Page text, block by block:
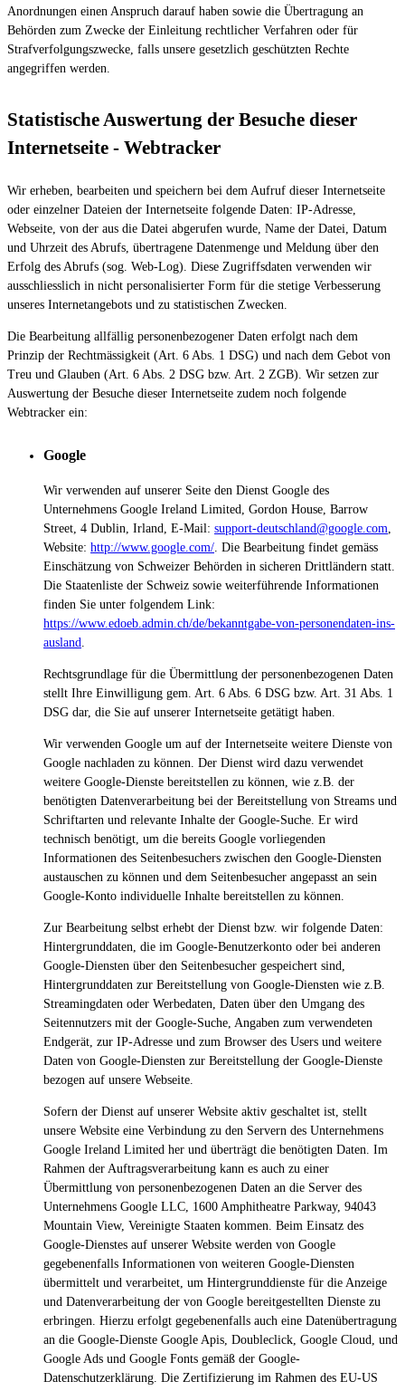
Anordnungen einen Anspruch darauf haben sowie die Übertragung an
Behörden zum Zwecke der Einleitung rechtlicher Verfahren oder für
Strafverfolgungszwecke, falls unsere gesetzlich geschützten Rechte
angegriffen werden.
Statistische Auswertung der Besuche dieser
Internetseite - Webtracker
Wir erheben, bearbeiten und speichern bei dem Aufruf dieser Internetseite
oder einzelner Dateien der Internetseite folgende Daten: IP-Adresse,
Webseite, von der aus die Datei abgerufen wurde, Name der Datei, Datum
und Uhrzeit des Abrufs, übertragene Datenmenge und Meldung über den
Erfolg des Abrufs (sog. Web-Log). Diese Zugriffsdaten verwenden wir
ausschliesslich in nicht personalisierter Form für die stetige Verbesserung
unseres Internetangebots und zu statistischen Zwecken.
Die Bearbeitung allfällig personenbezogener Daten erfolgt nach dem
Prinzip der Rechtmässigkeit (Art. 6 Abs. 1 DSG) und nach dem Gebot von
Treu und Glauben (Art. 6 Abs. 2 DSG bzw. Art. 2 ZGB). Wir setzen zur
Auswertung der Besuche dieser Internetseite zudem noch folgende
Webtracker ein:
Google
Wir verwenden auf unserer Seite den Dienst Google des
Unternehmens Google Ireland Limited, Gordon House, Barrow
Street, 4 Dublin, Irland, E-Mail: support-deutschland@google.com,
Website: http://www.google.com/. Die Bearbeitung findet gemäss
Einschätzung von Schweizer Behörden in sicheren Drittländern statt.
Die Staatenliste der Schweiz sowie weiterführende Informationen
finden Sie unter folgendem Link:
https://www.edoeb.admin.ch/de/bekanntgabe-von-personendaten-ins-
ausland.
Rechtsgrundlage für die Übermittlung der personenbezogenen Daten
stellt Ihre Einwilligung gem. Art. 6 Abs. 6 DSG bzw. Art. 31 Abs. 1
DSG dar, die Sie auf unserer Internetseite getätigt haben.
Wir verwenden Google um auf der Internetseite weitere Dienste von
Google nachladen zu können. Der Dienst wird dazu verwendet
weitere Google-Dienste bereitstellen zu können, wie z.B. der
benötigten Datenverarbeitung bei der Bereitstellung von Streams und
Schriftarten und relevante Inhalte der Google-Suche. Er wird
technisch benötigt, um die bereits Google vorliegenden
Informationen des Seitenbesuchers zwischen den Google-Diensten
austauschen zu können und dem Seitenbesucher angepasst an sein
Google-Konto individuelle Inhalte bereitstellen zu können.
Zur Bearbeitung selbst erhebt der Dienst bzw. wir folgende Daten:
Hintergrunddaten, die im Google-Benutzerkonto oder bei anderen
Google-Diensten über den Seitenbesucher gespeichert sind,
Hintergrunddaten zur Bereitstellung von Google-Diensten wie z.B.
Streamingdaten oder Werbedaten, Daten über den Umgang des
Seitennutzers mit der Google-Suche, Angaben zum verwendeten
Endgerät, zur IP-Adresse und zum Browser des Users und weitere
Daten von Google-Diensten zur Bereitstellung der Google-Dienste
bezogen auf unsere Webseite.
Sofern der Dienst auf unserer Website aktiv geschaltet ist, stellt
unsere Website eine Verbindung zu den Servern des Unternehmens
Google Ireland Limited her und überträgt die benötigten Daten. Im
Rahmen der Auftragsverarbeitung kann es auch zu einer
Übermittlung von personenbezogenen Daten an die Server des
Unternehmens Google LLC, 1600 Amphitheatre Parkway, 94043
Mountain View, Vereinigte Staaten kommen. Beim Einsatz des
Google-Dienstes auf unserer Website werden von Google
gegebenenfalls Informationen von weiteren Google-Diensten
übermittelt und verarbeitet, um Hintergrunddienste für die Anzeige
und Datenverarbeitung der von Google bereitgestellten Dienste zu
erbringen. Hierzu erfolgt gegebenenfalls auch eine Datenübertragung
an die Google-Dienste Google Apis, Doubleclick, Google Cloud, und
Google Ads und Google Fonts gemäß der Google-
Datenschutzerklärung. Die Zertifizierung im Rahmen des EU-US